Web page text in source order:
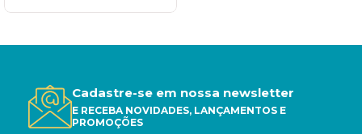
Cadastre-se em nossa newsletter
E RECEBA NOVIDADES, LANÇAMENTOS E
PROMOÇÕES